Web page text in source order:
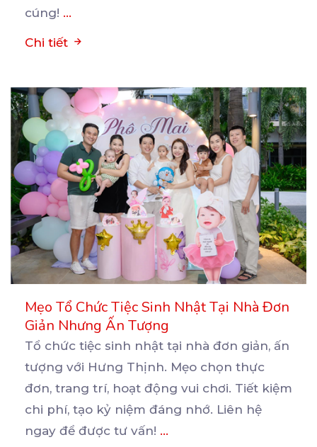
cúng! ...
Chi tiết
Mẹo Tổ Chức Tiệc Sinh Nhật Tại Nhà Đơn
Giản Nhưng Ấn Tượng
Tổ chức tiệc sinh nhật tại nhà đơn giản, ấn
tượng với Hưng Thịnh. Mẹo chọn thực
đơn, trang trí, hoạt động vui chơi. Tiết kiệm
chi phí, tạo kỷ niệm đáng nhớ. Liên hệ
ngay để được tư vấn! ...